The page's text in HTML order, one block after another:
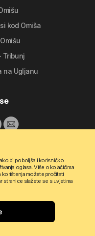
kod Omiša
Tribunj
na Ugljanu
bi poboljšali korisničko
oglasa. Više o kolačićima
korištenja možete pročitati
stranice slažete se s uvjetima